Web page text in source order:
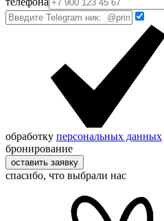
обработку персональных данных
бронирование
оставить заявку
спасибо, что выбрали нас